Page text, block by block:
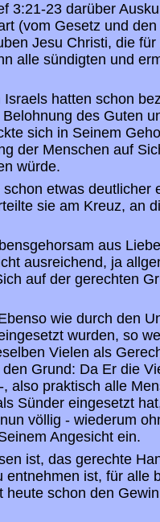
3:21-23 darüber
(vom Gesetz und
Jesu Christi, die
alle sündigten und
hatten schon
des Guten
sich in Seinem
der Menschen auf
würde.
etwas deutlicher
sie am Kreuz, an
aus
ausreichend, ja
auf der gerechten
wie durch den
wurden, so
Vielen als
Grund: Da Er die
also praktisch alle
Sünder eingesetzt
völlig - wiederum
Angesicht ein.
ist, das gerechte
ist, für alle
schon den